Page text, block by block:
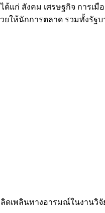
แก่ สังคม เศรษฐกิจ การเมื
ให้นักการตลาด รวมทั้งรัฐ
ลินทางอารมณ์ในงานวิจัย.